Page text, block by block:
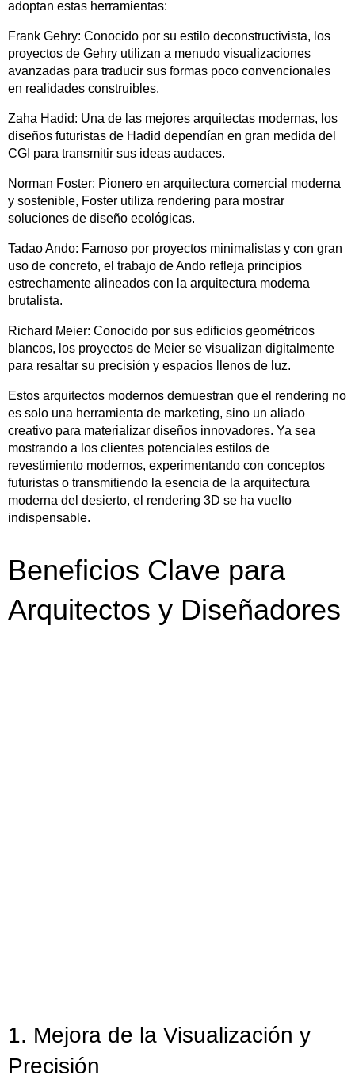
adoptan estas herramientas:
Frank Gehry: Conocido por su estilo deconstructivista, los
proyectos de Gehry utilizan a menudo visualizaciones
avanzadas para traducir sus formas poco convencionales
en realidades construibles.
Zaha Hadid: Una de las mejores arquitectas modernas, los
diseños futuristas de Hadid dependían en gran medida del
CGI para transmitir sus ideas audaces.
Norman Foster: Pionero en arquitectura comercial moderna
y sostenible, Foster utiliza rendering para mostrar
soluciones de diseño ecológicas.
Tadao Ando: Famoso por proyectos minimalistas y con gran
uso de concreto, el trabajo de Ando refleja principios
estrechamente alineados con la arquitectura moderna
brutalista.
Richard Meier: Conocido por sus edificios geométricos
blancos, los proyectos de Meier se visualizan digitalmente
para resaltar su precisión y espacios llenos de luz.
Estos arquitectos modernos demuestran que el rendering no
es solo una herramienta de marketing, sino un aliado
creativo para materializar diseños innovadores. Ya sea
mostrando a los clientes potenciales estilos de
revestimiento modernos, experimentando con conceptos
futuristas o transmitiendo la esencia de la arquitectura
moderna del desierto, el rendering 3D se ha vuelto
indispensable.
Beneficios Clave para
Arquitectos y Diseñadores
1. Mejora de la Visualización y
Precisión